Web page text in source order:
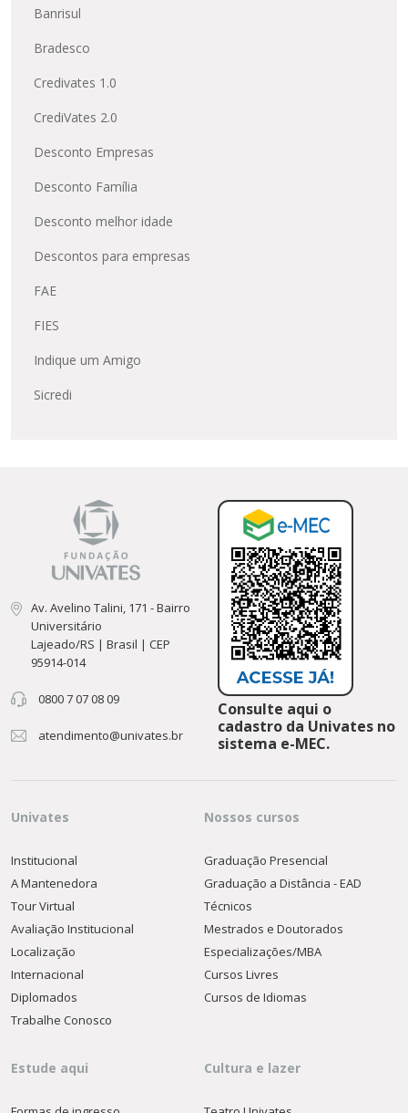
Banrisul
Bradesco
Credivates 1.0
CrediVates 2.0
Desconto Empresas
Desconto Família
Desconto melhor idade
Descontos para empresas
FAE
FIES
Indique um Amigo
Sicredi
Av. Avelino Talini, 171 - Bairro
Universitário
Lajeado/RS | Brasil | CEP
95914-014
0800 7 07 08 09
atendimento@univates.br
Consulte aqui o
cadastro da Univates no
sistema e-MEC.
Univates
Institucional
A Mantenedora
Tour Virtual
Avaliação Institucional
Localização
Internacional
Diplomados
Trabalhe Conosco
Nossos cursos
Graduação Presencial
Graduação a Distância - EAD
Técnicos
Mestrados e Doutorados
Especializações/MBA
Cursos Livres
Cursos de Idiomas
Estude aqui Cultura e lazer